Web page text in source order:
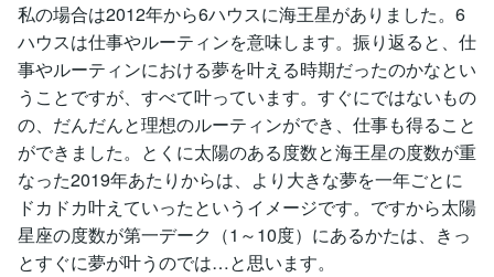
私の場合は2012年から6ハウスに海王星がありました。6
ハウスは仕事やルーティンを意味します。振り返ると、仕
事やルーティンにおける夢を叶える時期だったのかなとい
うことですが、すべて叶っています。すぐにではないもの
の、だんだんと理想のルーティンができ、仕事も得ること
ができました。とくに太陽のある度数と海王星の度数が重
なった2019年あたりからは、より大きな夢を一年ごとに
ドカドカ叶えていったというイメージです。ですから太陽
星座の度数が第一デーク（1～10度）にあるかたは、きっ
とすぐに夢が叶うのでは…と思います。